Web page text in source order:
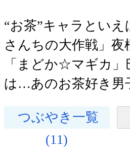
“お茶”キャラといえ
さんちの大作戦」夜
「まどか☆マギカ」
は…あのお茶好き男
つぶやき一覧
(11)